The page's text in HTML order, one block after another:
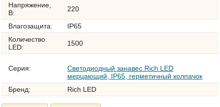
Напряжение,
В:
220
Влагозащита:
IP65
Количество
LED:
1500
Серия:
Светодиодный занавес Rich LED
мерцающий, IP65, герметичный колпачок
Бренд:
Rich LED